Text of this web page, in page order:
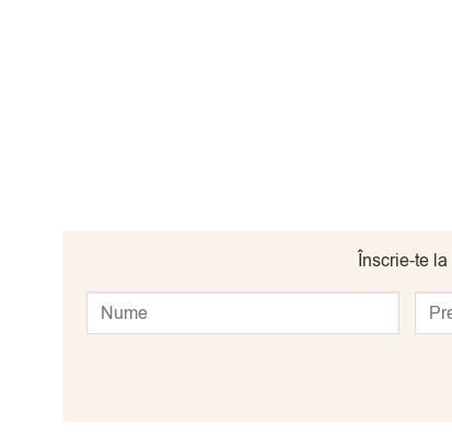
Înscrie-te la